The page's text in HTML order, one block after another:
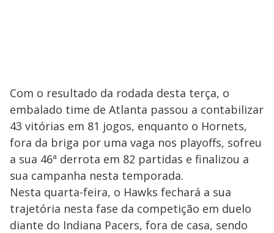
Com o resultado da rodada desta terça, o
embalado time de Atlanta passou a contabilizar
43 vitórias em 81 jogos, enquanto o Hornets,
fora da briga por uma vaga nos playoffs, sofreu
a sua 46ª derrota em 82 partidas e finalizou a
sua campanha nesta temporada.
Nesta quarta-feira, o Hawks fechará a sua
trajetória nesta fase da competição em duelo
diante do Indiana Pacers, fora de casa, sendo